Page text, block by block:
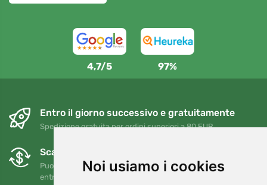
Noi usiamo i cookies
4,7/5 97%
Entro il giorno successivo e gratuitamente
Spedizione gratuita per ordini superiori a 80 EUR
Scambi e resi gratuiti
Puoi restituire o cambiare il tuo ordine in qualsiasi momento
entro 90 giorni